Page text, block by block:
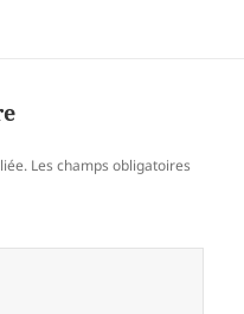
Les champs obligatoires